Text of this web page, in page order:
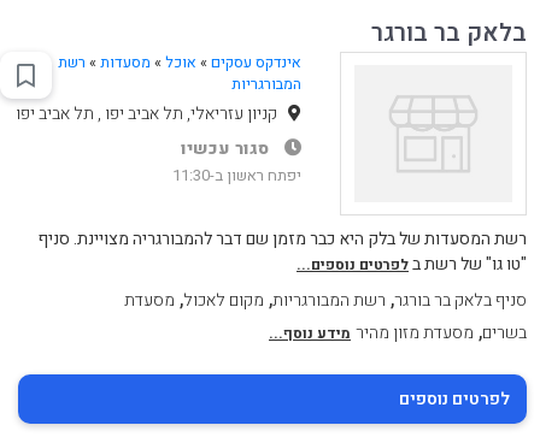
בלאק בר בורגר
אינדקס עסקים » אוכל» מסעדות» רשת
המבורגריות
קניון עזריאלי, תל אביב יפו , תל אביב יפו
סגור עכשיו
יפתח ראשון ב-11:30
רשת המסעדות של בלק היא כבר מזמן שם דבר להמבורגריה מצויינת. סניף
"טו גו" של רשת בלפרטים נוספים...
סניף בלאק בר בורגר, רשת המבורגריות, מקום לאכול, מסעדת
בשרים, מסעדת מזון מהיר מידע נוסף...
לפרטים נוספים